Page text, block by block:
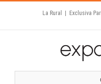
content
La Rural Exclusiva